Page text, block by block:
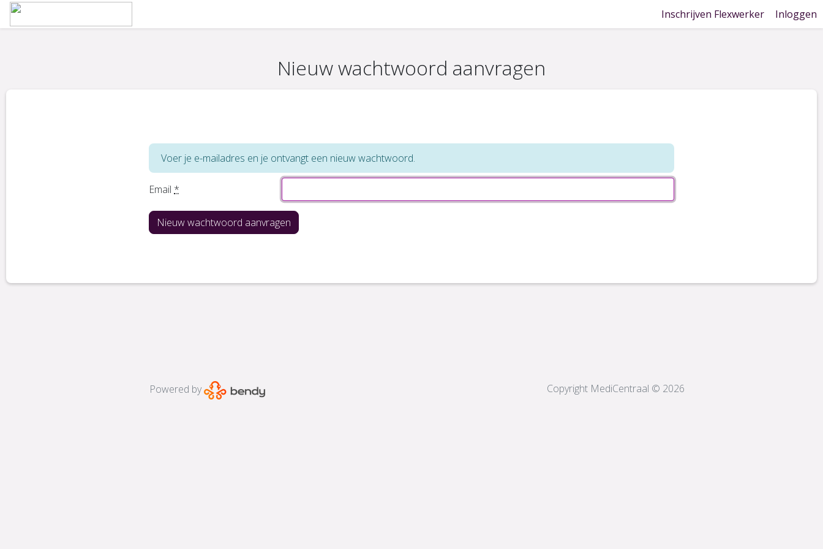
Inschrijven Flexwerker Inloggen
Nieuw wachtwoord aanvragen
Voer je e-mailadres en je ontvangt een nieuw wachtwoord.
Email *
Powered by Copyright MediCentraal © 2026